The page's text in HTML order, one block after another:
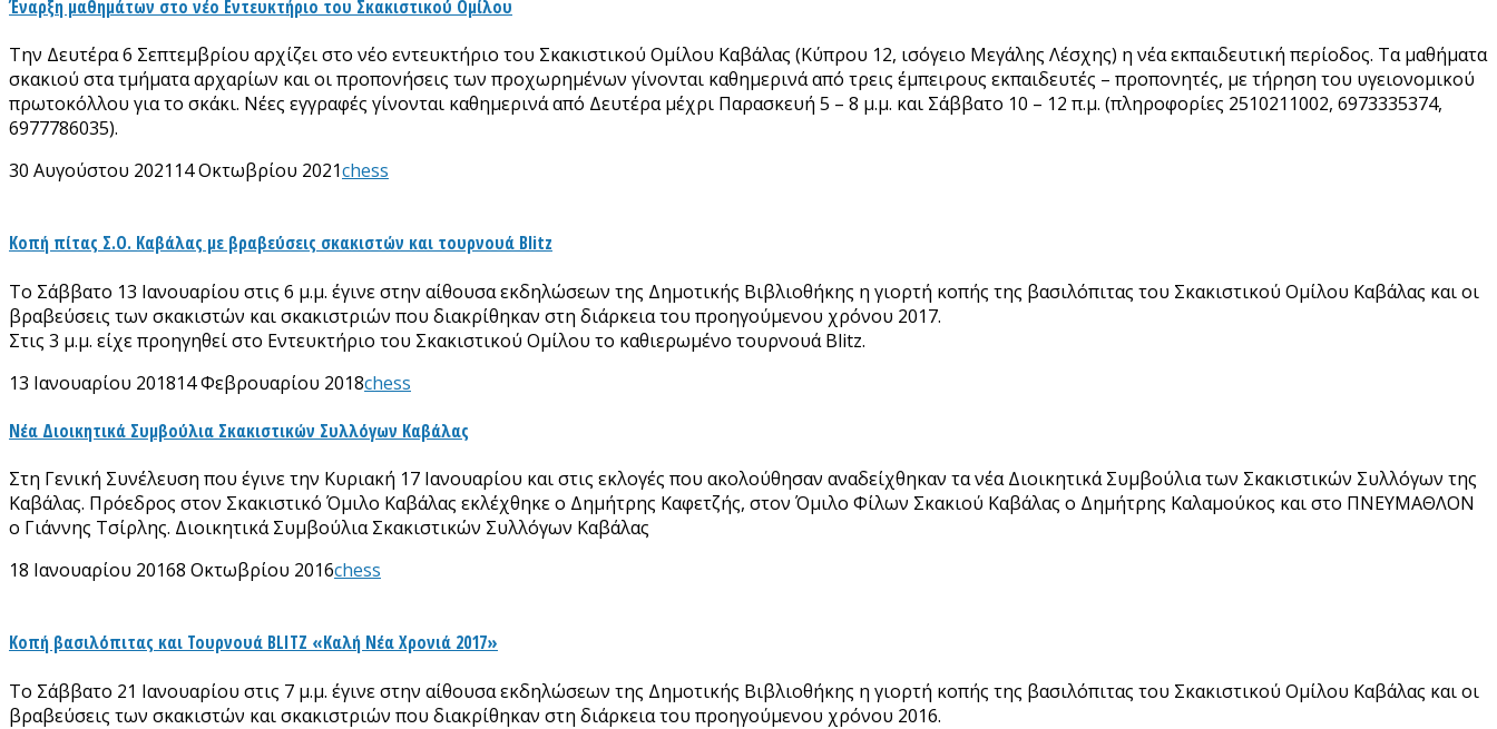
Έναρξη μαθημάτων στο νέο Εντευκτήριο του Σκακιστικού Ομίλου
Την Δευτέρα 6 Σεπτεμβρίου αρχίζει στο νέο εντευκτήριο του Σκακιστικού Ομίλου Καβάλας (Κύπρου 12, ισόγειο Μεγάλης Λέσχης) η νέα εκπαιδευτική περίοδος. Τα μαθήματα
σκακιού στα τμήματα αρχαρίων και οι προπονήσεις των προχωρημένων γίνονται καθημερινά από τρεις έμπειρους εκπαιδευτές – προπονητές, με τήρηση του υγειονομικού
πρωτοκόλλου για το σκάκι. Νέες εγγραφές γίνονται καθημερινά από Δευτέρα μέχρι Παρασκευή 5 – 8 μ.μ. και Σάββατο 10 – 12 π.μ. (πληροφορίες 2510211002, 6973335374,
6977786035).
30 Αυγούστου 2021 14 Οκτωβρίου 2021chess
Κοπή πίτας Σ.Ο. Καβάλας με βραβεύσεις σκακιστών και τουρνουά Blitz
Το Σάββατο 13 Ιανουαρίου στις 6 μ.μ. έγινε στην αίθουσα εκδηλώσεων της Δημοτικής Βιβλιοθήκης η γιορτή κοπής της βασιλόπιτας του Σκακιστικού Ομίλου Καβάλας και οι
βραβεύσεις των σκακιστών και σκακιστριών που διακρίθηκαν στη διάρκεια του προηγούμενου χρόνου 2017.
Στις 3 μ.μ. είχε προηγηθεί στο Εντευκτήριο του Σκακιστικού Ομίλου το καθιερωμένο τουρνουά Βlitz.
13 Ιανουαρίου 201814 Φεβρουαρίου 2018chess
Νέα Διοικητικά Συμβούλια Σκακιστικών Συλλόγων Καβάλας
Στη Γενική Συνέλευση που έγινε την Κυριακή 17 Ιανουαρίου και στις εκλογές που ακολούθησαν αναδείχθηκαν τα νέα Διοικητικά Συμβούλια των Σκακιστικών Συλλόγων της
Καβάλας. Πρόεδρος στον Σκακιστικό Όμιλο Καβάλας εκλέχθηκε ο Δημήτρης Καφετζής, στον Όμιλο Φίλων Σκακιού Καβάλας ο Δημήτρης Καλαμούκος και στο ΠΝΕΥΜΑΘΛΟΝ
ο Γιάννης Τσίρλης. Διοικητικά Συμβούλια Σκακιστικών Συλλόγων Καβάλας
18 Ιανουαρίου 20168 Οκτωβρίου 2016chess
Κοπή βασιλόπιτας και Τουρνουά BLITZ «Καλή Νέα Χρονιά 2017»
Το Σάββατο 21 Ιανουαρίου στις 7 μ.μ. έγινε στην αίθουσα εκδηλώσεων της Δημοτικής Βιβλιοθήκης η γιορτή κοπής της βασιλόπιτας του Σκακιστικού Ομίλου Καβάλας και οι
βραβεύσεις των σκακιστών και σκακιστριών που διακρίθηκαν στη διάρκεια του προηγούμενου χρόνου 2016.